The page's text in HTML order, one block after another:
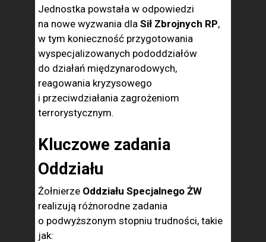
Jednostka powstała w odpowiedzi
na nowe wyzwania dla Sił Zbrojnych RP,
w tym konieczność przygotowania
wyspecjalizowanych pododdziałów
do działań międzynarodowych,
reagowania kryzysowego
i przeciwdziałania zagrożeniom
terrorystycznym.
Kluczowe zadania
Oddziału
Żołnierze Oddziału Specjalnego ŻW
realizują różnorodne zadania
o podwyższonym stopniu trudności, takie
jak: